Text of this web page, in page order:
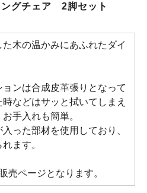
ングチェア 2脚セット
木の温かみにあふれたダイ
ンは合成皮革張りとなって
などはサッと拭いてしまえ
手入れも簡単。
った部材を使用しており、
ます。
売ページとなります。